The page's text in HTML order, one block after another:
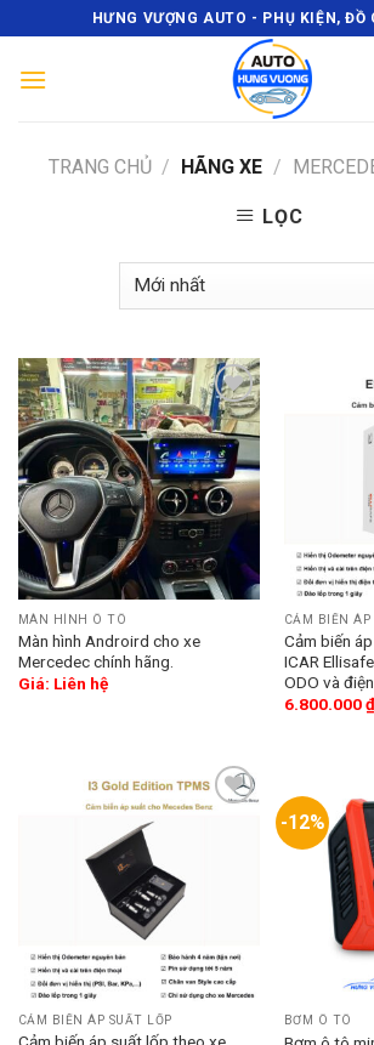
content
HƯNG VƯỢNG AUTO - PHỤ KIỆN, ĐỒ
TRANG CHỦ / HÃNG XE /
LỌC
Add
to
wishlist
MÀN HÌNH Ô TÔ
Màn hình Androird cho xe
Mercedec chính hãng.
Giá: Liên hệ
CẢM BIẾN ÁP
Cảm biến
ICAR
ODO và
6.800.000₫
CẢM BIẾN ÁP SUẤT LỐP
-12%
BƠM Ô TÔ